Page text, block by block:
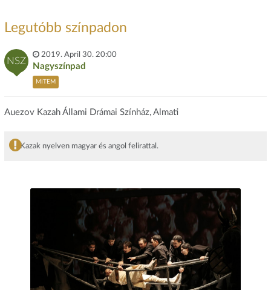
Legutóbb színpadon
NSZ
2019. April 30. 20:00
Nagyszínpad
MITEM
Auezov Kazah Állami Drámai Színház, Almati
Kazak nyelven magyar és angol felirattal.